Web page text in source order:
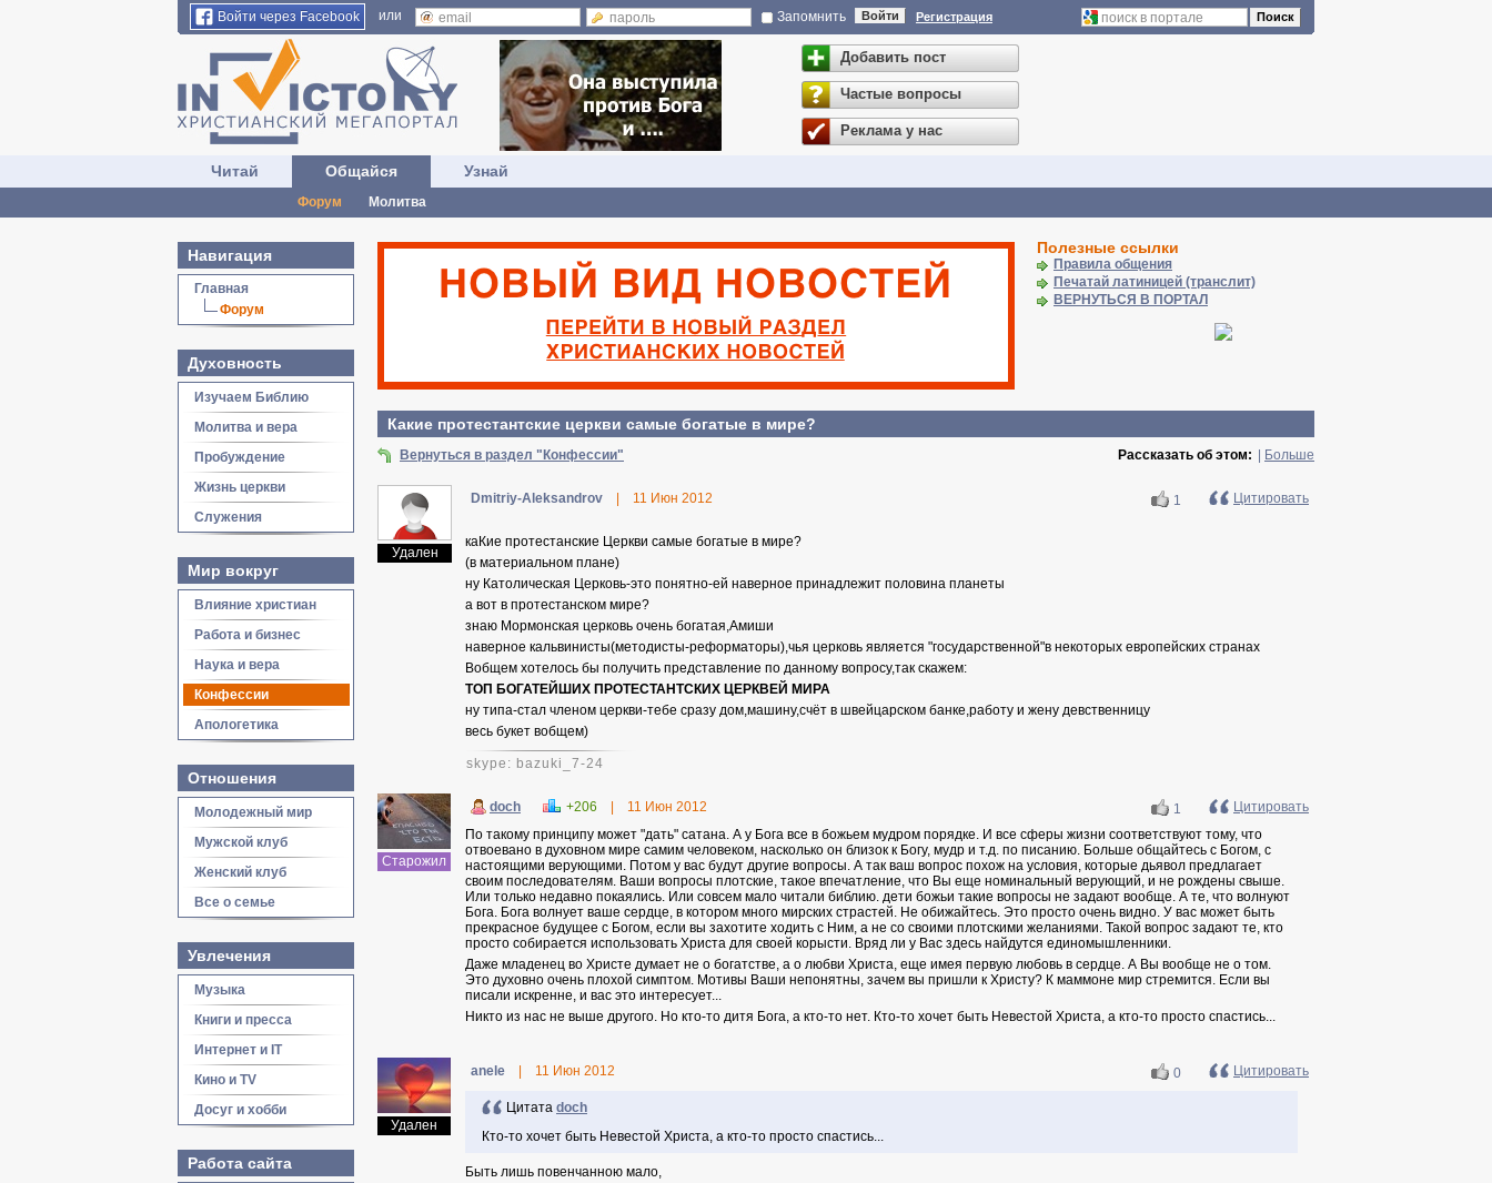
Войти через Facebook или Запомнить Войти Регистрация Поиск
Добавить пост
Частые вопросы
Реклама у нас
Читай Общайся
Форум Молитва
Узнай
Навигация
Главная
Форум
Духовность
Изучаем Библию
Молитва и вера
Пробуждение
Жизнь церкви
Служения
Мир вокруг
Влияние христиан
Работа и бизнес
Наука и вера
Конфессии
Апологетика
Отношения
Молодежный мир
Мужской клуб
Женский клуб
Все о семье
Увлечения
Музыка
Книги и пресса
Интернет и IT
Кино и TV
Досуг и хобби
Работа сайта
Полезные ссылки
Правила общения
Печатай латиницей (транслит)
ВЕРНУТЬСЯ В ПОРТАЛ
Какие протестантские церкви самые богатые в мире?
Вернуться в раздел "Конфессии" Больше
Рассказать об этом:
Удален
Dmitriy-Aleksandrov 11 Июн 2012 1 Цитировать
каКие протестанские Церкви самые богатые в мире?
(в материальном плане)
ну Католическая Церковь-это понятно-ей наверное принадлежит половина планеты
а вот в протестанском мире?
знаю Мормонская церковь очень богатая,Амиши
наверное кальвинисты(методисты-реформаторы),чья церковь является "государственной"в некоторых европейских странах
Вобщем хотелось бы получить представление по данному вопросу,так скажем:
ТОП БОГАТЕЙШИХ ПРОТЕСТАНТСКИХ ЦЕРКВЕЙ МИРА
ну типа-стал членом церкви-тебе сразу дом,машину,счёт в швейцарском банке,работу и жену девственницу
весь букет вобщем)
skype: bazuki_7-24
Старожил
doch +206 11 Июн 2012 1
Цитировать
По такому принципу может "дать" сатана. А у Бога все в божьем мудром порядке. И все сферы жизни соответствуют тому, что
отвоевано в духовном мире самим человеком, насколько он близок к Богу, мудр и т.д. по писанию. Больше общайтесь с Богом, с
настоящими верующими. Потом у вас будут другие вопросы. А так ваш вопрос похож на условия, которые дьявол предлагает
своим последователям. Ваши вопросы плотские, такое впечатление, что Вы еще номинальный верующий, и не рождены свыше.
Или только недавно покаялись. Или совсем мало читали библию. дети божьи такие вопросы не задают вообще. А те, что волнуют
Бога. Бога волнует ваше сердце, в котором много мирских страстей. Не обижайтесь. Это просто очень видно. У вас может быть
прекрасное будущее с Богом, если вы захотите ходить с Ним, а не со своими плотскими желаниями. Такой вопрос задают те, кто
просто собирается использовать Христа для своей корысти. Вряд ли у Вас здесь найдутся единомышленники.
Даже младенец во Христе думает не о богатстве, а о любви Христа, еще имея первую любовь в сердце. А Вы вообще не о том.
Это духовно очень плохой симптом. Мотивы Ваши непонятны, зачем вы пришли к Христу? К маммоне мир стремится. Если вы
писали искренне, и вас это интересует...
Никто из нас не выше другого. Но кто-то дитя Бога, а кто-то нет. Кто-то хочет быть Невестой Христа, а кто-то просто спастись...
Удален
anele 11 Июн 2012 0 Цитировать
Цитата doch
Кто-то хочет быть Невестой Христа, а кто-то просто спастись...
Быть лишь повенчанною мало,